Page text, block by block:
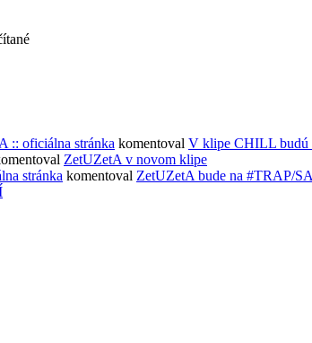
:: oficiálna stránka komentoval V klipe CHILL budú
ZetUZetA v novom klipe
stránka komentoval ZetUZetA bude na #TRAP/